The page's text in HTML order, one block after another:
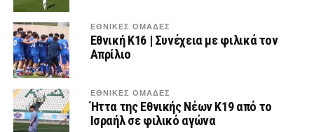
ΕΘΝΙΚΕΣ ΟΜΑΔΕΣ
Εθνική Κ16 | Συνέχεια με φιλικά τον
Απρίλιο
ΕΘΝΙΚΕΣ ΟΜΑΔΕΣ
Ήττα της Εθνικής Νέων Κ19 από το
Ισραήλ σε φιλικό αγώνα